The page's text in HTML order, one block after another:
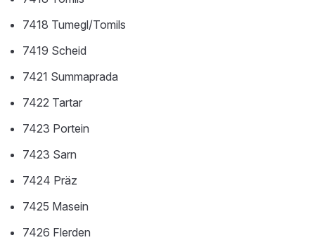
7418 Tumegl/Tomils
7419 Scheid
7421 Summaprada
7422 Tartar
7423 Portein
7423 Sarn
7424 Präz
7425 Masein
7426 Flerden